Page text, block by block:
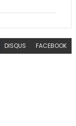
DISQUS FACEBOOK